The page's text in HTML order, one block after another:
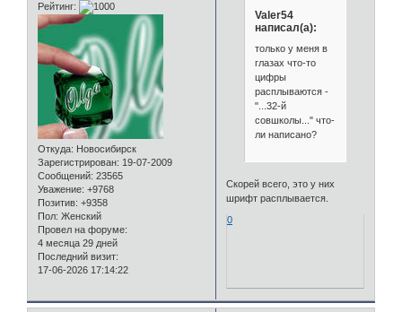
Рейтинг:
Откуда: Новосибирск
Зарегистрирован: 19-07-2009
Сообщений: 23565
Уважение: +9768
Позитив: +9358
Пол: Женский
Провел на форуме:
4 месяца 29 дней
Последний визит:
17-06-2026 17:14:22
Valer54
написал(а):
только у меня в
глазах что-то
цифры
расплываются -
"...32-й
совшколы..." что-
ли написано?
Скорей всего, это у них
шрифт расплывается.
0